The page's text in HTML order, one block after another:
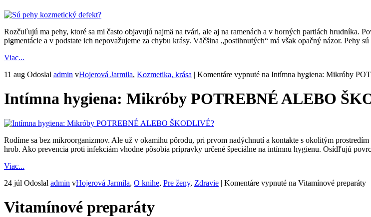
Rozčuľujú ma pehy, ktoré sa mi často objavujú najmä na tvári, ale aj na ramenách a v horných partiách hrudníka.
pigmentácie a v podstate ich nepovažujeme za chybu krásy. Väčšina „postihnutých“ má však opačný názor. Pehy
Viac...
11 aug Odoslal admin vHojerová Jarmila, Kozmetika, krása | Komentáre vypnuté na Intímna hygiena: Mikróby
Intímna hygiena: Mikróby POTREBNÉ ALEBO
Rodíme sa bez mikroorganizmov. Ale už v okamihu pôrodu, pri prvom nadýchnutí a kontakte s okolitým
hrob. Ako prevencia proti infekciám vhodne pôsobia prípravky určené špeciálne na intímnu hygienu. Osídľujú
Viac...
24 júl Odoslal admin vHojerová Jarmila, O knihe, Pre ženy, Zdravie | Komentáre vypnuté na Vitamínové preparáty
Vitamínové preparáty